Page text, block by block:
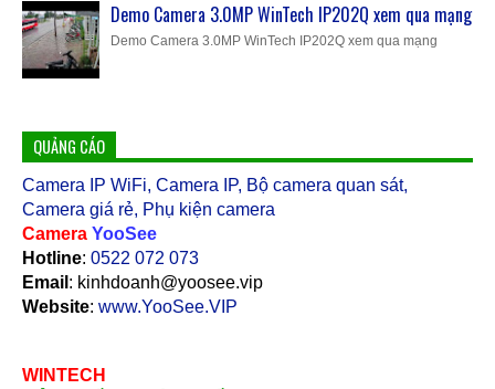
Demo Camera 3.0MP WinTech IP202Q xem qua mạng
Demo Camera 3.0MP WinTech IP202Q xem qua mạng
QUẢNG CÁO
Camera IP WiFi, Camera IP, Bộ camera quan sát,
Camera giá rẻ, Phụ kiện camera
Camera YooSee
Hotline: 0522 072 073
Email : kinhdoanh@yoosee.vip
Website: www.YooSee.VIP
WINTECH